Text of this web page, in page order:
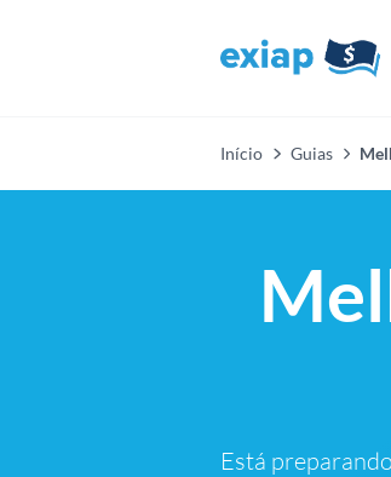
Início Guias
Está